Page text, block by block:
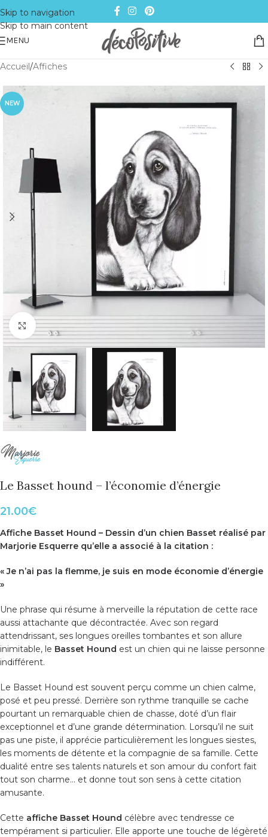
Skip to navigation
Skip to main content
MENU
Accueil/Affiches
NEW
Cliquer pour agrandir
Le Basset hound – l’économie d’énergie
21.00€
Affiche Basset Hound – Dessin d’un chien Basset réalisé par
Marjorie Esquerre qu’elle a associé à la citation :
« Je n’ai pas la flemme, je suis en mode économie d’énergie
»
Une phrase qui résume à merveille la réputation de cette race
aussi attachante que décontractée. Avec son regard
attendrissant, ses longues oreilles tombantes et son allure
inimitable, le Basset Hound est un chien qui ne laisse personne
indifférent.
Le Basset Hound est souvent perçu comme un chien calme,
posé et peu pressé. Derrière son rythme tranquille se cache
pourtant un remarquable chien de chasse, doté d’un flair
exceptionnel et d’une grande détermination. Lorsqu’il ne suit
pas une piste, il apprécie particulièrement les longues siestes,
les moments de détente et la compagnie de sa famille. Cette
dualité entre ses talents naturels et son amour du confort fait
tout son charme… et donne tout son sens à cette citation
amusante.
Cette affiche Basset Hound célèbre avec tendresse ce
tempérament si particulier. Elle apporte une touche de légèreté